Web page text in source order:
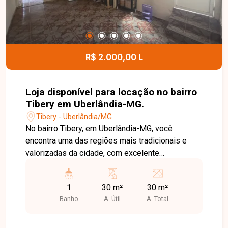
oportunidade comercial.
R$ 2.000,00 L
Loja disponível para locação no bairro
Tibery em Uberlândia-MG.
Tibery - Uberlândia/MG
No bairro Tibery, em Uberlândia-MG, você
encontra uma das regiões mais tradicionais e
valorizadas da cidade, com excelente
acesso às principais avenidas, além de estar
próximo a comércios, bancos, supermercados e
diversos serviços. Loja disponível para locação
1
Banho
30 m²
A. Útil
30 m²
A. Total